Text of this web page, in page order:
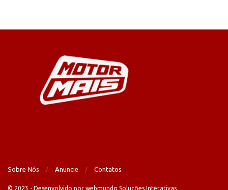
Sobre Nós Anuncie Contatos
© 2023 - Desenvolvido por webmundo Soluções Interativas